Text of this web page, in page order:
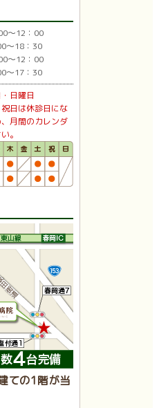
〜12：00
：30
〜12：00
：30
日曜日
日は休診日にな
月間のカレンダ
。
ての1階が当